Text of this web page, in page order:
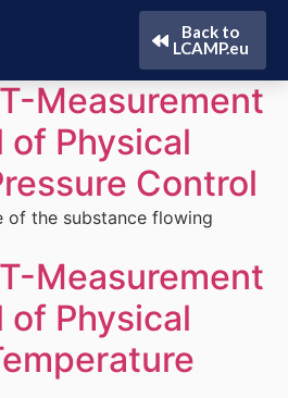
Back to
LCAMP.eu
Measurement
of Physical
Control
of the substance flowing
Measurement
of Physical